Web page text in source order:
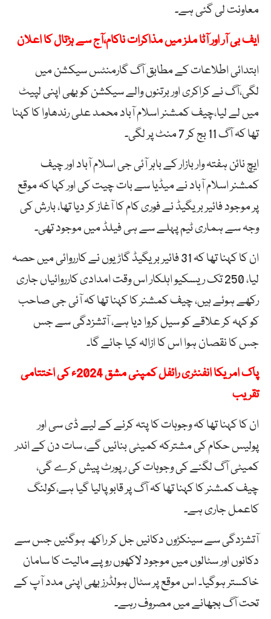
معاونت لی گئی ہے۔
ایف بی آر اور آٹا ملز میں مذاکرات ناکام،آج سے ہڑتال کا اعلان
ابتدائی اطلاعات کے مطابق آگ گارمنٹس سیکشن میں
لگی،آگ نے کراکری اور برتنوں والے سیکشن کو بھی اپنی لپیٹ
میں لے لیا،چیف کمشنر اسلام آباد محمد علی رندھاوا کا کہنا
تھا کہ آگ 11 بج کر 7 منٹ پر لگی۔
ایچ نائن ہفتہ وار بازار کے باہر آئی جی اسلام آباد اور چیف
کمشنر اسلام آباد نے میڈیا سے بات چیت کی اور کہا کہ موقع
پر موجود فائیر بریگیڈ نے فوری کام کا آغاز کر دیا تھا، بارش کی
وجہ سے ہماری ٹیم پہلے سے ہی فیلڈ میں موجود تھی۔
ان کا کہنا تھا کہ 31 فائیر بریگیڈ گاڑیوں نے کارروائی میں حصہ
لیا، 250 تک ریسکیو اہلکار اس وقت امدادی کارروائیاں جاری
رکھے ہوئے ہیں، چیف کمشنر کا کہنا تھا کہ آئی جی صاحب
کو کہہ کر علاقے کو سیل کروا دیا ہے، آتشزدگی سے جس
جس کا نقصان ہوا اس کا ازالہ کیا جائے گا۔
پاک امریکا انفنٹری رائفل کمپنی مشق 2024ء کی اختتامی
تقریب
ان کا کہنا تھا کہ وجوہات کا پتہ کرنے کے لیے ڈی سی اور
پولیس حکام کی مشترکہ کمیٹی بنائیں گے، سات دن کے اندر
کمیٹی آگ لگنے کی وجوہات کی رپورٹ پیش کرے گی،
چیف کمشنر کا کہنا تھا کہ آگ پر قابو پالیا گیا ہے،کولنگ
کاعمل جاری ہے۔
آتشزدگی سے سینکڑوں دکانیں جل کر راکھ ہوگئیں جس سے
دکانوں اور سٹالوں میں موجود لاکھوں روپے مالیت کا سامان
خاکستر ہوگیا۔ اس موقع پر سٹال ہولڈرز بھی اپنی مدد آپ کے
تحت آگ بجھانے میں مصروف رہے۔